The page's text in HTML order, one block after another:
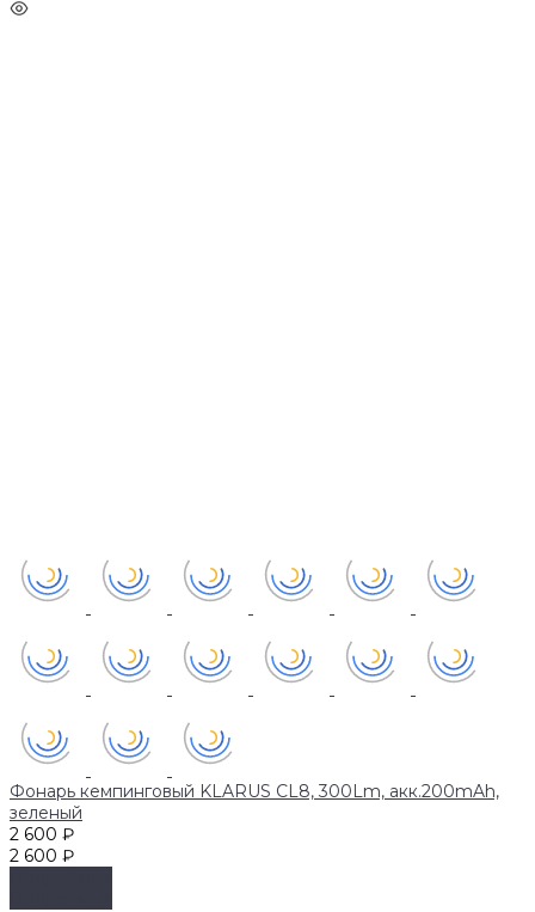
Фонарь кемпинговый KLARUS CL8, 300Lm, акк.200mAh,
зеленый
2 600 ₽
2 600 ₽